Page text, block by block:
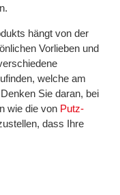
hängt von der
Vorlieben und
welche am
Sie daran, bei
wie die von Putz-
dass Ihre